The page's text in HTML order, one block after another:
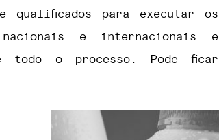
qualificados para executar os
nacionais e internacionais e
todo o processo. Pode ficar